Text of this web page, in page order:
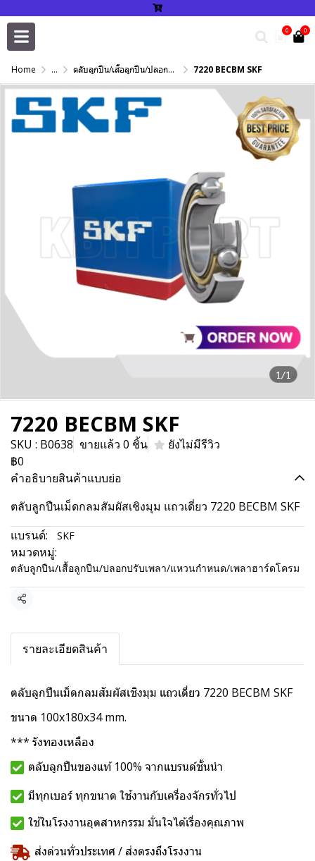
0 0
Home ... ตลับลูกปืน/เสื้อลูกปืน/ปลอกปรับเพลา/แหวนกำหนด/เพลาฮาร์ดโครม 7220 BECBM SKF
1/1
7220 BECBM SKF
SKU : B0638 ขายแล้ว 0 ชิ้น
ยังไม่มีรีวิว
฿0
คำอธิบายสินค้าแบบย่อ
ตลับลูกปืนเม็ดกลมสัมผัสเชิงมุม แถวเดี่ยว 7220 BECBM SKF
แบรนด์:
SKF
หมวดหมู่:
ตลับลูกปืน/เสื้อลูกปืน/ปลอกปรับเพลา/แหวนกำหนด/เพลาฮาร์ดโครม
แชร์
รายละเอียดสินค้า
ตลับลูกปืนเม็ดกลมสัมผัสเชิงมุม แถวเดี่ยว 7220 BECBM SKF
ขนาด 100x180x34 mm.
*** รังทองเหลือง
ตลับลูกปืนของแท้ 100% จากแบรนด์ชั้นนำ
มีทุกเบอร์ ทุกขนาด ใช้งานกับเครื่องจักรทั่วไป
ใช้ในโรงงานอุตสาหกรรม มั่นใจได้เรื่องคุณภาพ
ส่งด่วนทั่วประเทศ / ส่งตรงถึงโรงงาน